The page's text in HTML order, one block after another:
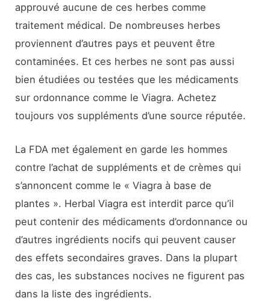
approuvé aucune de ces herbes comme
traitement médical. De nombreuses herbes
proviennent d’autres pays et peuvent être
contaminées. Et ces herbes ne sont pas aussi
bien étudiées ou testées que les médicaments
sur ordonnance comme le Viagra. Achetez
toujours vos suppléments d’une source réputée.
La FDA met également en garde les hommes
contre l’achat de suppléments et de crèmes qui
s’annoncent comme le « Viagra à base de
plantes ». Herbal Viagra est interdit parce qu’il
peut contenir des médicaments d’ordonnance ou
d’autres ingrédients nocifs qui peuvent causer
des effets secondaires graves. Dans la plupart
des cas, les substances nocives ne figurent pas
dans la liste des ingrédients.